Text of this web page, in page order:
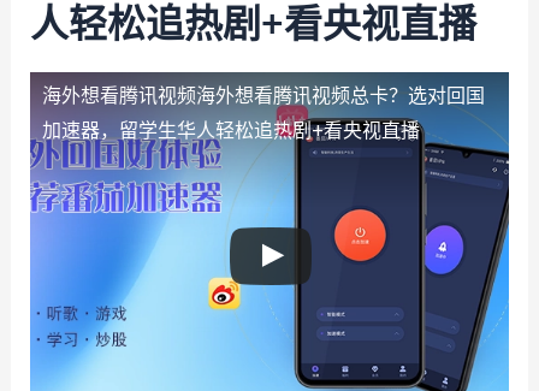
人轻松追热剧+看央视直播
海外想看腾讯视频海外想看腾讯视频总卡？选对回国
加速器，留学生华人轻松追热剧+看央视直播